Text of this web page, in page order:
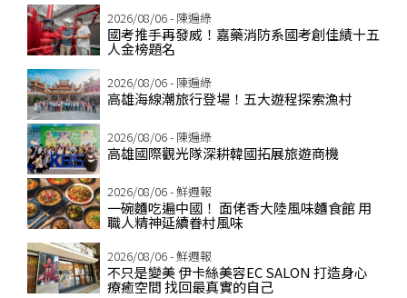
2026/08/06 - 陳遍綠
國考推手再發威！嘉藥消防系國考創佳績十五
人金榜題名
2026/08/06 - 陳遍綠
高雄海線潮旅行登場！五大遊程探索漁村
2026/08/06 - 陳遍綠
高雄國際觀光隊深耕韓國拓展旅遊商機
2026/08/06 - 鮮週報
一碗麵吃遍中國！ 面佬香大陸風味麵食館 用
職人精神延續眷村風味
2026/08/06 - 鮮週報
不只是變美 伊卡絲美容EC SALON 打造身心
療癒空間 找回最真實的自己